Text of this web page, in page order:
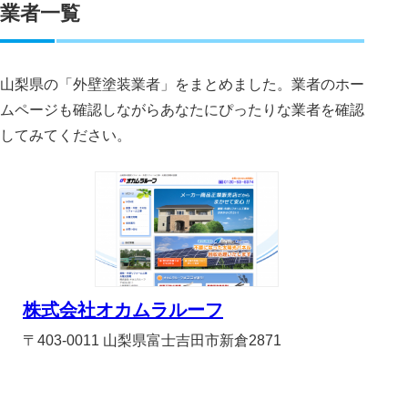
業者一覧
山梨県の「外壁塗装業者」をまとめました。業者のホー
ムページも確認しながらあなたにぴったりな業者を確認
してみてください。
株式会社オカムラルーフ
〒403-0011 山梨県富士吉田市新倉2871